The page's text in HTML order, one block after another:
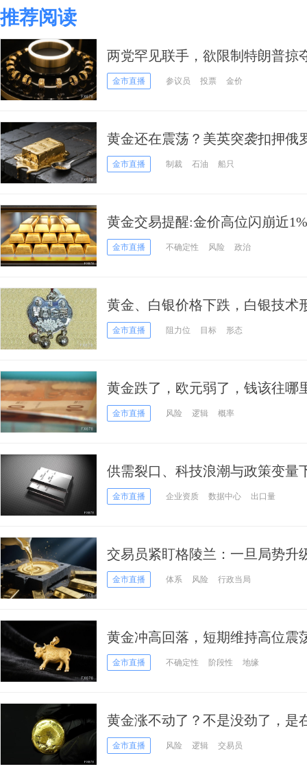
推荐阅读
两党罕见联手，欲限制特朗普掠
按暂停？
金市直播 参议员 投票 金价
黄金还在震荡？美英突袭扣押俄
头！
金市直播 制裁 石油 船只
黄金交易提醒:金价高位闪崩近
缘乱局下，是逃顶还是新起点？
金市直播 不确定性 风险 政治
黄金、白银价格下跌，白银技术
金市直播 阻力位 目标 形态
黄金跌了，欧元弱了，钱该往哪
金市直播 风险 逻辑 概率
供需裂口、科技浪潮与政策变量
金市直播 企业资质 数据中心 出口量
交易员紧盯格陵兰：一旦局势升
已经画好？
金市直播 体系 风险 行政当局
黄金冲高回落，短期维持高位震
金市直播 不确定性 阶段性 地缘
黄金涨不动了？不是没劲了，是
金市直播 风险 逻辑 交易员